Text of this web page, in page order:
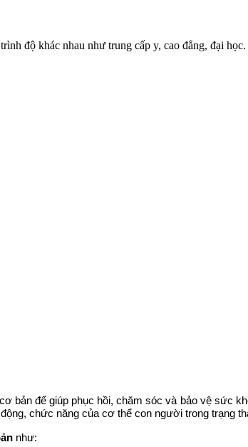
độ khác nhau như trung cấp y, cao đẳng, đại
bản để giúp phục hồi, chăm sóc và bảo vệ sức
chức năng của cơ thể con người trong trạng
như: